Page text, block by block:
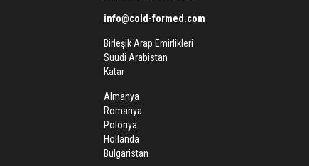
info@cold-formed.com
Birleşik Arap Emirlikleri
Suudi Arabistan
Katar
Almanya
Romanya
Polonya
Hollanda
Bulgaristan